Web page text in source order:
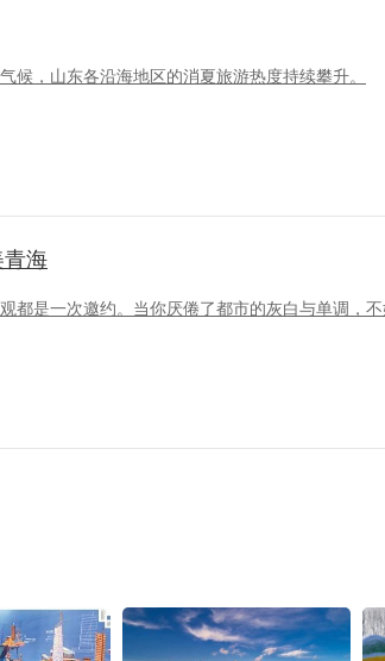
候，山东各沿海地区的消夏旅游热度持续攀升。
青海
都是一次邀约。当你厌倦了都市的灰白与单调，不